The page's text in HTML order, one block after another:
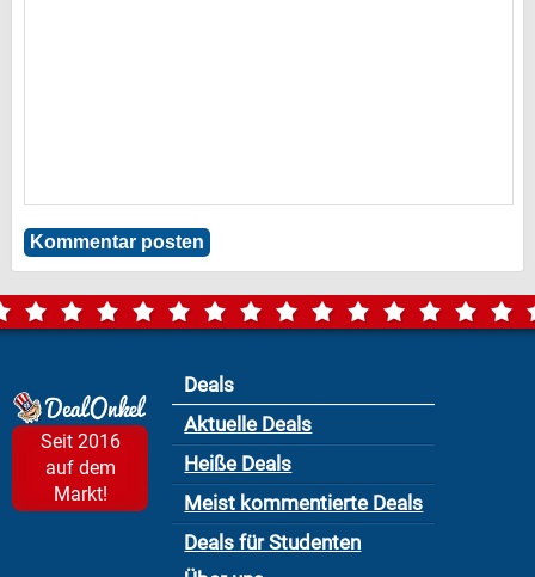
Seit 2016
auf dem
Markt!
Deals
Aktuelle Deals
Heiße Deals
Meist kommentierte Deals
Deals für Studenten